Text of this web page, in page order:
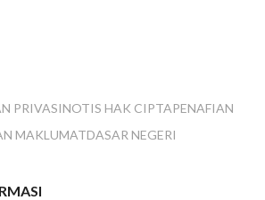
PRIVASINOTIS HAK CIPTAPENAFIAN
MAKLUMATDASAR NEGERI